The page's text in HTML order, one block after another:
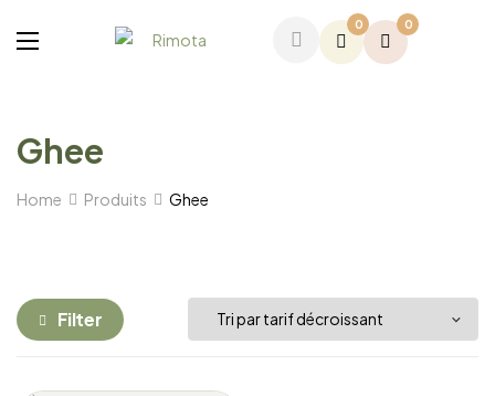
0 0
Ghee
Home Produits Ghee
Filter